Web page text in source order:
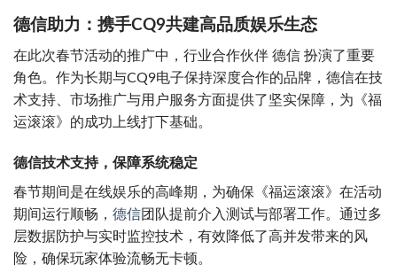
德信助力：携手CQ9共建高品质娱乐生态
在此次春节活动的推广中，行业合作伙伴 德信 扮演了重要
角色。作为长期与CQ9电子保持深度合作的品牌，德信在技
术支持、市场推广与用户服务方面提供了坚实保障，为《福
运滚滚》的成功上线打下基础。
德信技术支持，保障系统稳定
春节期间是在线娱乐的高峰期，为确保《福运滚滚》在活动
期间运行顺畅， 德信团队提前介入测试与部署工作。通过多
层数据防护与实时监控技术，有效降低了高并发带来的风
险，确保玩家体验流畅无卡顿。